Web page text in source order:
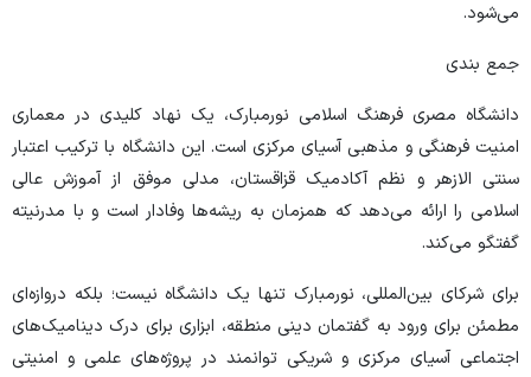
می‌شود.
جمع بندی
دانشگاه مصری فرهنگ اسلامی نورمبارک، یک نهاد کلیدی در معماری
امنیت فرهنگی و مذهبی آسیای مرکزی است. این دانشگاه با ترکیب اعتبار
سنتی الازهر و نظم آکادمیک قزاقستان، مدلی موفق از آموزش عالی
اسلامی را ارائه می‌دهد که همزمان به ریشه‌ها وفادار است و با مدرنیته
گفتگو می‌کند.
برای شرکای بین‌المللی، نورمبارک تنها یک دانشگاه نیست؛ بلکه دروازه‌ای
مطمئن برای ورود به گفتمان دینی منطقه، ابزاری برای درک دینامیک‌های
اجتماعی آسیای مرکزی و شریکی توانمند در پروژه‌های علمی و امنیتی